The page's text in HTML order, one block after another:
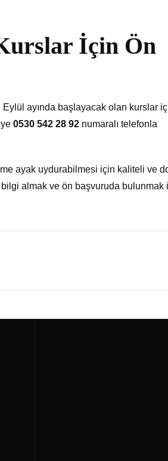
İçin Ön
ayında başlayacak olan kurslar
0530 542 28 92 numaralı telefonla
ayak uydurabilmesi için kaliteli ve
bilgi almak ve ön başvuruda bulunmak